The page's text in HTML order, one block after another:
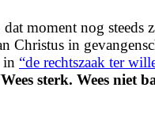
moment nog steeds
Christus in
in “de rechtszaak ter
sterk. Wees niet